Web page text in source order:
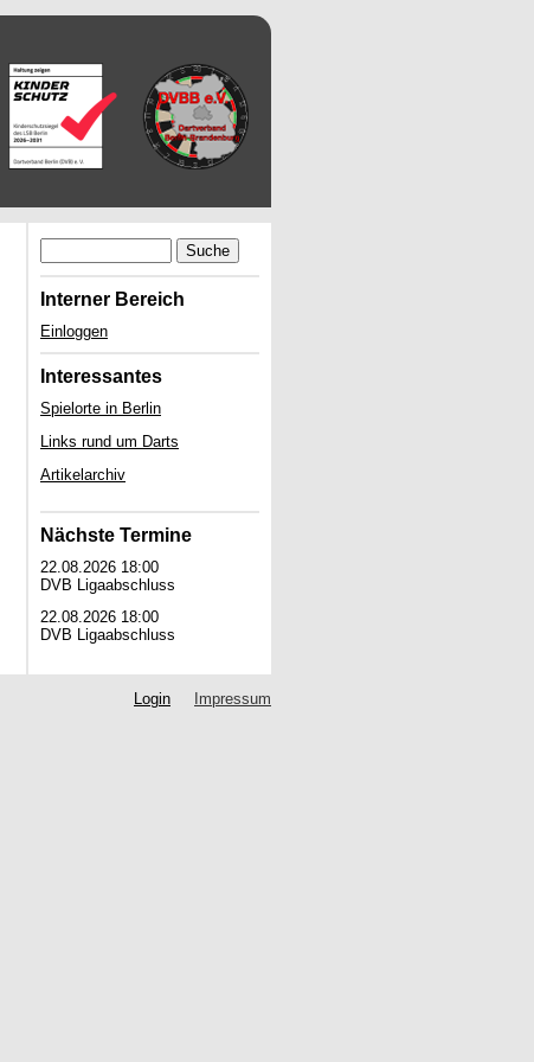
Suche
Interner Bereich
Einloggen
Interessantes
Spielorte in Berlin
Links rund um Darts
Artikelarchiv
Nächste Termine
22.08.2026 18:00
DVB Ligaabschluss
22.08.2026 18:00
DVB Ligaabschluss
Login Impressum